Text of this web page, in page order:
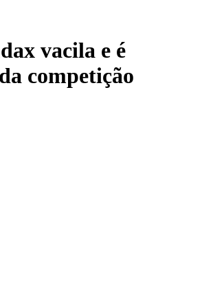
vacila e é
competição